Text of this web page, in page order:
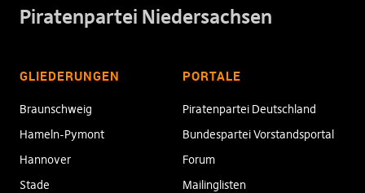
Piratenpartei Niedersachsen
GLIEDERUNGEN
Braunschweig
Hameln-Pymont
Hannover
Stade
PORTALE
Piratenpartei Deutschland
Bundespartei Vorstandsportal
Forum
Mailinglisten